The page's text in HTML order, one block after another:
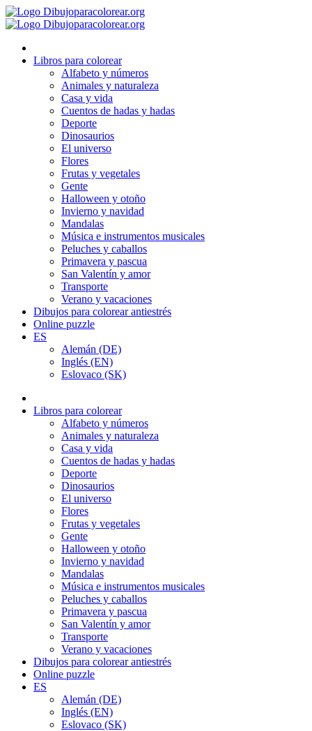
Ir
al
Libros para colorear
Alfabeto y números
Animales y naturaleza
Casa y vida
Cuentos de hadas y hadas
Deporte
Dinosaurios
El universo
Flores
Frutas y vegetales
Gente
Halloween y otoño
Invierno y navidad
Mandalas
Música e instrumentos musicales
Peluches y caballos
Primavera y pascua
San Valentín y amor
Transporte
Verano y vacaciones
Dibujos para colorear antiestrés
Online puzzle
ES
Alemán (DE)
Inglés (EN)
Eslovaco (SK)
Libros para colorear
Alfabeto y números
Animales y naturaleza
Casa y vida
Cuentos de hadas y hadas
Deporte
Dinosaurios
El universo
Flores
Frutas y vegetales
Gente
Halloween y otoño
Invierno y navidad
Mandalas
Música e instrumentos musicales
Peluches y caballos
Primavera y pascua
San Valentín y amor
Transporte
Verano y vacaciones
Dibujos para colorear antiestrés
Online puzzle
ES
Alemán (DE)
Inglés (EN)
Eslovaco (SK)